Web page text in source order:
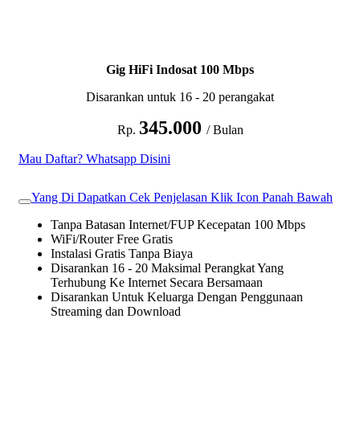
Gig HiFi Indosat 100 Mbps
Disarankan untuk 16 - 20 perangakat
Rp. 345.000 / Bulan
Mau Daftar? Whatsapp Disini
Yang Di Dapatkan Cek Penjelasan Klik Icon Panah Bawah
Tanpa Batasan Internet/FUP Kecepatan 100 Mbps
WiFi/Router Free Gratis
Instalasi Gratis Tanpa Biaya
Disarankan 16 - 20 Maksimal Perangkat Yang
Terhubung Ke Internet Secara Bersamaan
Disarankan Untuk Keluarga Dengan Penggunaan
Streaming dan Download